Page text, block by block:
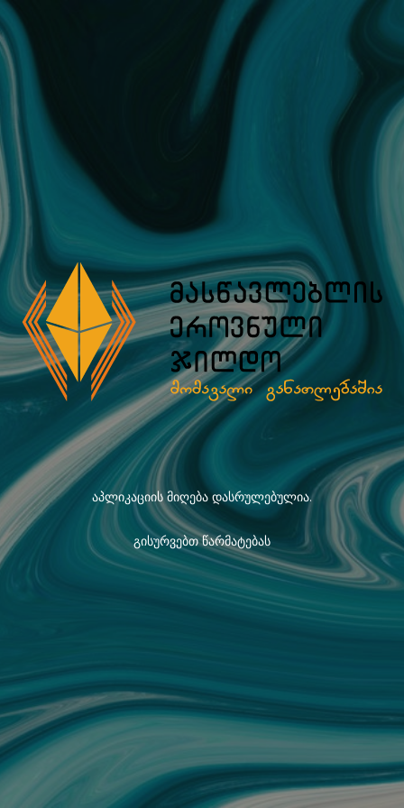
აპლიკაციის მიღება დასრულებულია.
გისურვებთ წარმატებას